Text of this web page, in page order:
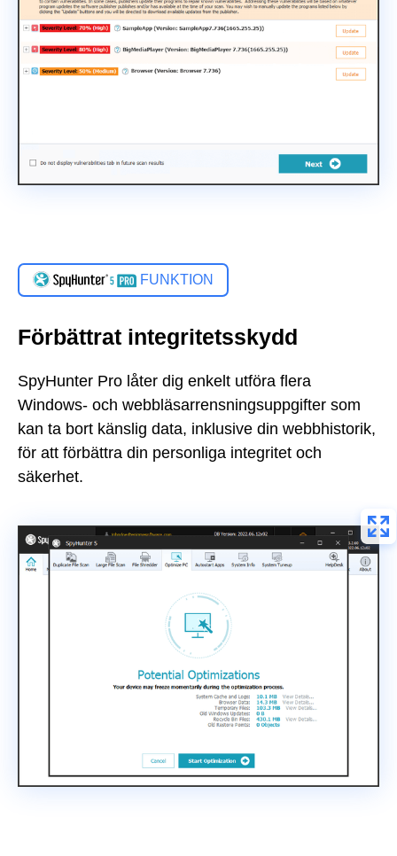
FUNKTION
Förbättrat integritetsskydd
SpyHunter Pro låter dig enkelt utföra flera
Windows- och webbläsarrensningsuppgifter som
kan ta bort känslig data, inklusive din webbhistorik,
för att förbättra din personliga integritet och
säkerhet.